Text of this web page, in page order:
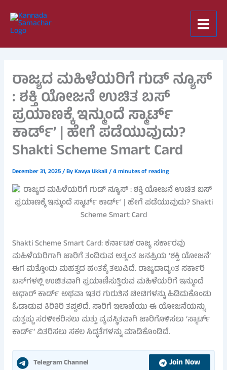
content
ರಾಜ್ಯದ ಮಹಿಳೆಯರಿಗೆ ಗುಡ್ ನ್ಯೂಸ್
: ಶಕ್ತಿ ಯೋಜನೆ ಉಚಿತ ಬಸ್
ಪ್ರಯಾಣಕ್ಕೆ ಇನ್ಮುಂದೆ ಸ್ಮಾರ್ಟ್
ಕಾರ್ಡ್’ | ಹೇಗೆ ಪಡೆಯುವುದು?
Shakti Scheme Smart Card
December 31, 2025/ ByKavya Ukkali/4 minutes of reading
Shakti Scheme Smart Card: ಕರ್ನಾಟಕ ರಾಜ್ಯ ಸರ್ಕಾರವು
ಮಹಿಳೆಯರಿಗಾಗಿ ಜಾರಿಗೆ ತಂದಿರುವ ಅತ್ಯಂತ ಜನಪ್ರಿಯ ‘ಶಕ್ತಿ ಯೋಜನೆ’
ಈಗ ಮತ್ತೊಂದು ಮಹತ್ವದ ಹಂತಕ್ಕೆ ತಲುಪಿದೆ. ರಾಜ್ಯದಾದ್ಯಂತ ಸರ್ಕಾರಿ
ಬಸ್‌ಗಳಲ್ಲಿ ಉಚಿತವಾಗಿ ಪ್ರಯಾಣಿಸುತ್ತಿರುವ ಮಹಿಳೆಯರಿಗೆ ಇನ್ಮುಂದೆ
ಆಧಾರ್ ಕಾರ್ಡ್ ಅಥವಾ ಇತರ ಗುರುತಿನ ಚೀಟಿಗಳನ್ನು ಹಿಡಿದುಕೊಂಡು
ಓಡಾಡುವ ಕಿರಿಕಿರಿ ತಪ್ಪಲಿದೆ. ಸಾರಿಗೆ ಇಲಾಖೆಯು ಈ ಯೋಜನೆಯನ್ನು
ಮತ್ತಷ್ಟು ಸರಳೀಕರಿಸಲು ಮತ್ತು ವ್ಯವಸ್ಥಿತವಾಗಿ ಜಾರಿಗೊಳಿಸಲು ‘ಸ್ಮಾರ್ಟ್
ಕಾರ್ಡ್’ ವಿತರಿಸಲು ಸಕಲ ಸಿದ್ಧತೆಗಳನ್ನು ಮಾಡಿಕೊಂಡಿದೆ.
Telegram Channel Join Now